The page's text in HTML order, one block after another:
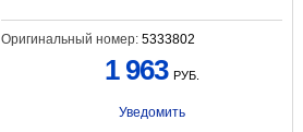
Оригинальный номер: 5333802
1 963 РУБ.
Уведомить